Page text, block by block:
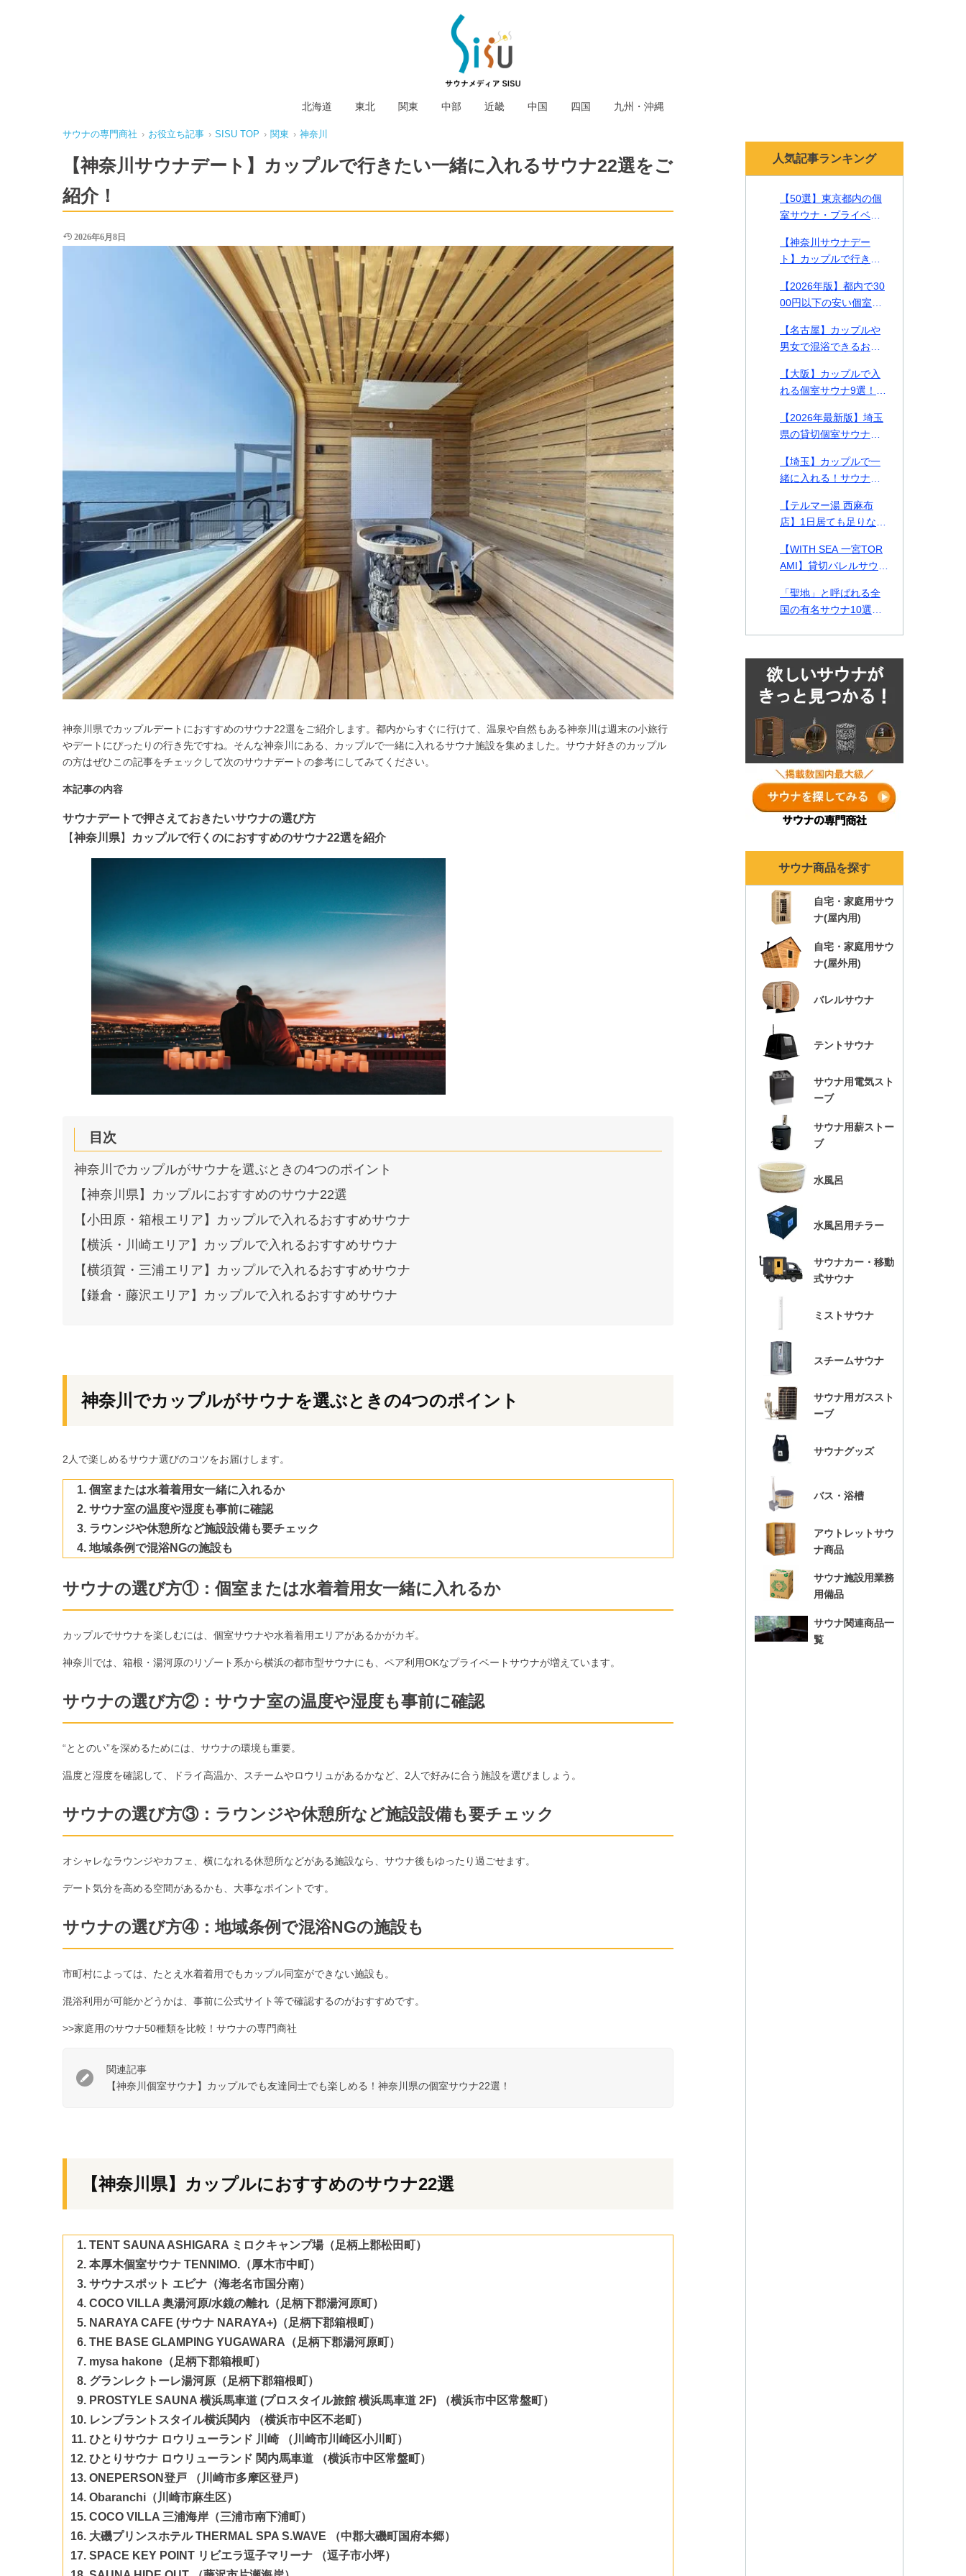
北海道 東北 関東 中部 近畿 中国 四国 九州・沖縄
サウナの専門商社 › お役立ち記事 › SISU TOP › 関東 › 神奈川
【神奈川サウナデート】カップルで行きたい一緒に入れるサウナ22選をご
紹介！
2026年6月8日
神奈川県でカップルデートにおすすめのサウナ22選をご紹介します。都内からすぐに行けて、温泉や自然もある神奈川は週末の小旅行
やデートにぴったりの行き先ですね。そんな神奈川にある、カップルで一緒に入れるサウナ施設を集めました。サウナ好きのカップル
の方はぜひこの記事をチェックして次のサウナデートの参考にしてみてください。
本記事の内容
サウナデートで押さえておきたいサウナの選び方
【神奈川県】 カップルで行くのにおすすめのサウナ22選を紹介
目次
神奈川でカップルがサウナを選ぶときの4つのポイント
【神奈川県】カップルにおすすめのサウナ22選
【小田原・箱根エリア】カップルで入れるおすすめサウナ
【横浜・川崎エリア】カップルで入れるおすすめサウナ
【横須賀・三浦エリア】カップルで入れるおすすめサウナ
【鎌倉・藤沢エリア】カップルで入れるおすすめサウナ
神奈川でカップルがサウナを選ぶときの4つのポイント
2人で楽しめるサウナ選びのコツをお届けします。
個室または水着着用女一緒に入れるか
サウナ室の温度や湿度も事前に確認
ラウンジや休憩所など施設設備も要チェック
地域条例で混浴NGの施設も
サウナの選び方①：個室または水着着用女一緒に入れるか
カップルでサウナを楽しむには、個室サウナや水着着用エリアがあるかがカギ。
神奈川では、箱根・湯河原のリゾート系から横浜の都市型サウナにも、ペア利用OKなプライベートサウナが増えています。
サウナの選び方②： サウナ室の温度や湿度も事前に確認
“ととのい”を深めるためには、サウナの環境も重要。
温度と湿度を確認して、ドライ高温か、スチームやロウリュがあるかなど、2人で好みに合う施設を選びましょう。
サウナの選び方③：ラウンジや休憩所など施設設備も要チェック
オシャレなラウンジやカフェ、横になれる休憩所などがある施設なら、サウナ後もゆったり過ごせます。
デート気分を高める空間があるかも、大事なポイントです。
サウナの選び方④：地域条例で混浴NGの施設も
市町村によっては、たとえ水着着用でもカップル同室ができない施設も。
混浴利用が可能かどうかは、事前に公式サイト等で確認するのがおすすめです。
>>家庭用のサウナ50種類を比較！サウナの専門商社
関連記事
【神奈川個室サウナ】カップルでも友達同士でも楽しめる！神奈川県の個室サウナ22選！
【神奈川県】カップルにおすすめのサウナ22選
TENT SAUNA ASHIGARA ミロクキャンプ場（足柄上郡松田町）
本厚木個室サウナ TENNIMO.（厚木市中町）
サウナスポット エビナ（海老名市国分南）
COCO VILLA 奥湯河原/水鏡の離れ（足柄下郡湯河原町）
NARAYA CAFE (サウナ NARAYA+)（足柄下郡箱根町）
THE BASE GLAMPING YUGAWARA（足柄下郡湯河原町）
mysa hakone（足柄下郡箱根町）
グランレクトーレ湯河原 （足柄下郡箱根町）
PROSTYLE SAUNA 横浜馬車道 (プロスタイル旅館 横浜馬車道 2F) （横浜市中区常盤町）
レンブラントスタイル横浜関内 （横浜市中区不老町）
ひとりサウナ ロウリューランド 川崎 （川崎市川崎区小川町）
ひとりサウナ ロウリューランド 関内馬車道 （横浜市中区常盤町）
ONEPERSON登戸 （川崎市多摩区登戸）
Obaranchi（川崎市麻生区）
COCO VILLA 三浦海岸（三浦市南下浦町）
大磯プリンスホテル THERMAL SPA S.WAVE （中郡大磯町国府本郷）
SPACE KEY POINT リビエラ逗子マリーナ （逗子市小坪）
人気記事ランキング
【50選】東京都内の個
室サウナ・プライベー
なリラックスタイムを
【2026年最新】
【神奈川サウナデー
ト】カップルで行きた
2選をご紹介！
【2026年版】都内で30
00円以下の安い個室サ
る施設を徹底比較【料
金表付き】
【名古屋】カップルや
男女で混浴できるおす
プライベートサウナ9
選！
【大阪】カップルで入
れる個室サウナ9選！貸
サウナや2026年最新施
設も紹介！
【2026年最新版】埼玉
県の貸切個室サウナ・
すすめ14選！カップル
や男女で使える施設も
紹介
【埼玉】カップルで一
緒に入れる！サウナデ
紹介！
【テルマー湯 西麻布
店】1日居ても足りない
をとっても高クオリテ
ィな西麻布テルマー湯
を徹底解剖！
【WITH SEA 一宮TOR
AMI】貸切バレルサウナ
一宮TORAMIで海とサ
ウナを味わう
「聖地」と呼ばれる全
国の有名サウナ10選！
ナランキングも各年ま
とめ！
サウナ商品を探す
自宅・家庭用サウ
ナ(屋内用)
自宅・家庭用サウ
ナ(屋外用)
バレルサウナ
テントサウナ
サウナ用電気スト
ーブ
サウナ用薪ストー
ブ
水風呂
水風呂用チラー
サウナカー・移動
式サウナ
ミストサウナ
スチームサウナ
サウナ用ガススト
ーブ
サウナグッズ
バス・浴槽
アウトレットサウ
ナ商品
サウナ施設用業務
用備品
サウナ関連商品一
覧